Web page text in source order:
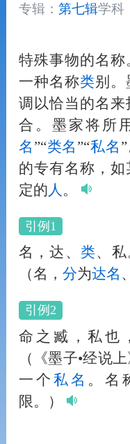
专辑： 第七辑学科
特殊事物的名称
一种名称类别。
调以恰当的名
合。墨家将所
名 ”“类名 ”“私名
的专有名称，如
定的 人 。
引例1
名，达、 类、私
（名， 分为达名 、
引例2
命之臧，私也
（《墨子•经说上
一个 私名 。名
限。）